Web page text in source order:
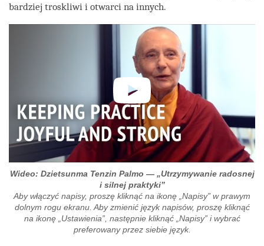
bardziej troskliwi i otwarci na innych.
Wideo: Dzietsunma Tenzin Palmo — „Utrzymywanie radosnej
i silnej praktyki”
Aby włączyć napisy, proszę kliknąć na ikonę „Napisy” w prawym
dolnym rogu ekranu. Aby zmienić język napisów, proszę kliknąć
na ikonę „Ustawienia”, następnie kliknąć „Napisy” i wybrać
preferowany przez siebie język.